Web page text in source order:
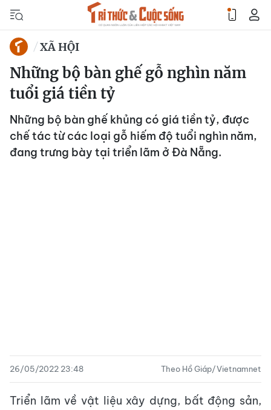
XÃ HỘI
Những bộ bàn ghế gỗ nghìn năm
tuổi giá tiền tỷ
Những bộ bàn ghế khủng có giá tiền tỷ, được
chế tác từ các loại gỗ hiếm độ tuổi nghìn năm,
đang trưng bày tại triển lãm ở Đà Nẵng.
26/05/2022 23:48 Theo Hồ Giáp/Vietnamnet
Triển lãm về vật liệu xây dựng, bất động sản,